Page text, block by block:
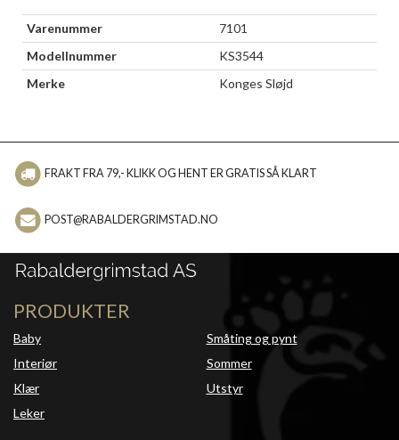
Varenummer
7101
Modellnummer
KS3544
Merke
Konges Sløjd
FRAKT FRA 79,- KLIKK OG HENT ER GRATIS SÅ KLART
POST@RABALDERGRIMSTAD.NO
PRODUKTER
Baby
Interiør
Klær
Leker
Småting og pynt
Sommer
Utstyr